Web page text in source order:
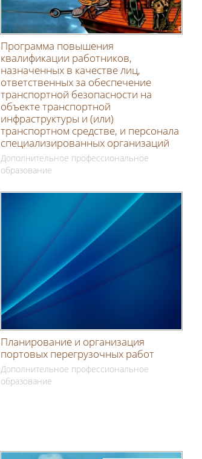
Программа повышения
квалификации работников,
назначенных в качестве лиц,
ответственных за обеспечение
транспортной безопасности на
объекте транспортной
инфраструктуры и (или)
транспортном средстве, и персонала
специализированных организаций
Дополнительное профессиональное
образование
Планирование и организация
портовых перегрузочных работ
Дополнительное профессиональное
образование